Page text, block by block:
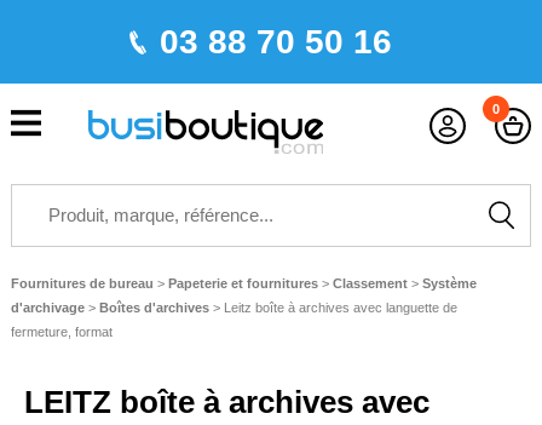
03 88 70 50 16
0
Fournitures de bureau > Papeterie et fournitures > Classement > Système
d'archivage > Boîtes d'archives> Leitz boîte à archives avec languette de
fermeture, format
LEITZ boîte à archives avec